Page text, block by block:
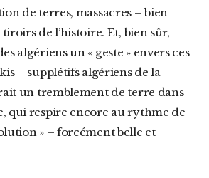
de terres, massacres – bien
de l’histoire. Et, bien sûr,
algériens un « geste » envers ces
– supplétifs algériens de la
un tremblement de terre dans
qui respire encore au rythme de
» – forcément belle et